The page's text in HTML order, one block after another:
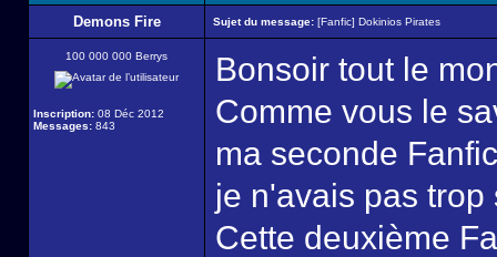
Demons Fire Sujet du message: [Fanfic] Dokinios Pirates
100 000 000 Berrys
Inscription: 08 Déc 2012
Messages: 843
Bonsoir tout le
Comme vous le
ma seconde
je n'avais pas
Cette deuxième